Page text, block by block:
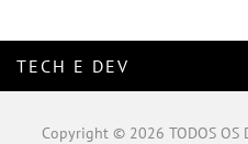
TECH E DEV
Copyright © 2026 TODOS OS